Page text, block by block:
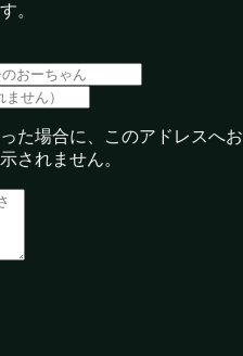
。
た場合に、このアドレスへお
されません。